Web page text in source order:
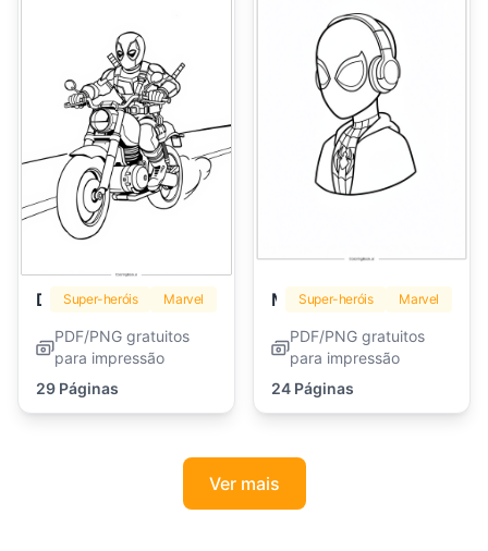
Super-heróis Marvel
PDF/PNG gratuitos
para impressão
29 Páginas
Miles MoralesSuper-heróis Marvel
PDF/PNG gratuitos
para impressão
24 Páginas
Ver mais